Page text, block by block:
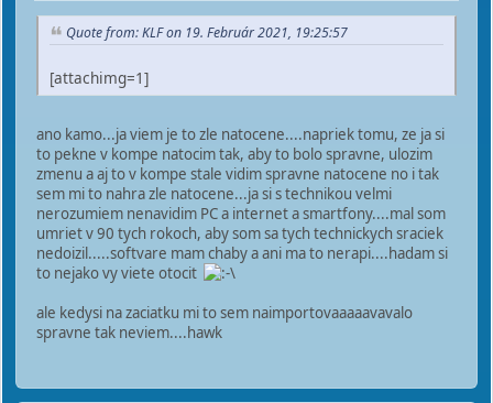
Quote from: KLF on 19. Február 2021, 19:25:57
[attachimg=1]
ano kamo...ja viem je to zle natocene....napriek tomu, ze ja si
to pekne v kompe natocim tak, aby to bolo spravne, ulozim
zmenu a aj to v kompe stale vidim spravne natocene no i tak
sem mi to nahra zle natocene...ja si s technikou velmi
nerozumiem nenavidim PC a internet a smartfony....mal som
umriet v 90 tych rokoch, aby som sa tych technickych sraciek
nedoizil.....softvare mam chaby a ani ma to nerapi....hadam si
to nejako vy viete otocit
ale kedysi na zaciatku mi to sem naimportovaaaaavavalo
spravne tak neviem....hawk